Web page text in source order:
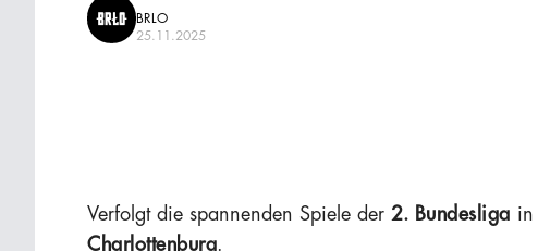
BRLO
25.11.2025
Verfolgt die spannenden Spiele der 2. Bundesliga in
Charlottenburg.